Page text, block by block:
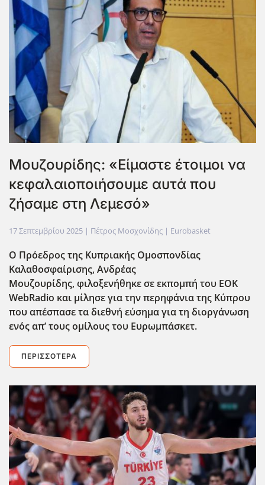
Μουζουρίδης: «Είμαστε έτοιμοι να
κεφαλαιοποιήσουμε αυτά που
ζήσαμε στη Λεμεσό»
17 Σεπτεμβρίου 2025 | Πέτρος Μοσχονίδης | Eurobasket
Ο Πρόεδρος της Κυπριακής Ομοσπονδίας
Καλαθοσφαίρισης, Ανδρέας
Μουζουρίδης,φιλοξενήθηκε σε εκπομπή του EOK
WebRadio και μίλησε για την περηφάνια της Κύπρου
που απέσπασε τα διεθνή εύσημα για τη διοργάνωση
ενός απ’ τους ομίλους του Ευρωμπάσκετ.
ΠΕΡΙΣΣΌΤΕΡΑ